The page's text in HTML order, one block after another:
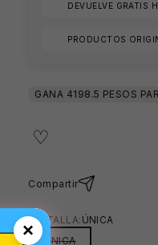
DEVUELVE GRATIS
PRODUCTOS
Compartir
TU TALLA: ÚNICA
ÚNICA
×